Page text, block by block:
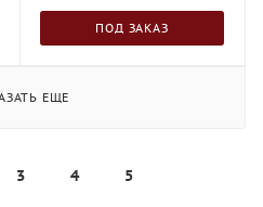
ПОД ЗАКАЗ
ЕЩЕ
3 4 5